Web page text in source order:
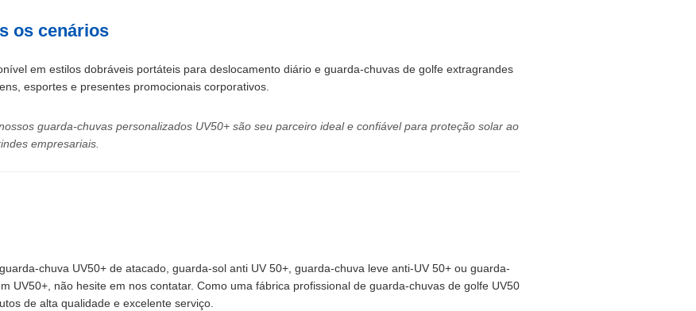
os cenários
em estilos dobráveis ​​portáteis para deslocamento diário e guarda-chuvas de golfe extragrandes
esportes e presentes promocionais corporativos.
guarda-chuvas personalizados UV50+ são seu parceiro ideal e confiável para proteção solar ao
empresariais.
chuva UV50+ de atacado, guarda-sol anti UV 50+, guarda-chuva leve anti-UV 50+ ou guarda-
UV50+, não hesite em nos contatar. Como uma fábrica profissional de guarda-chuvas de golfe UV50
de alta qualidade e excelente serviço.